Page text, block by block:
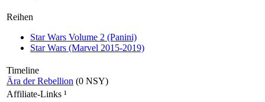
Reihen
Star Wars Volume 2 (Panini)
Star Wars (Marvel 2015-2019)
Timeline
Ära der Rebellion (0 NSY)
Affiliate-Links ¹